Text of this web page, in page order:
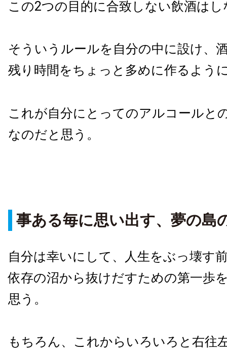
この2つの目的に合致しない飲酒はし
そういうルールを自分の中に設け、
残り時間をちょっと多めに作るよう
これが自分にとってのアルコールと
なのだと思う。
事ある毎に思い出す、夢の島
自分は幸いにして、人生をぶっ壊す
依存の沼から抜けだすための第一歩
思う。
もちろん、これからいろいろと右往